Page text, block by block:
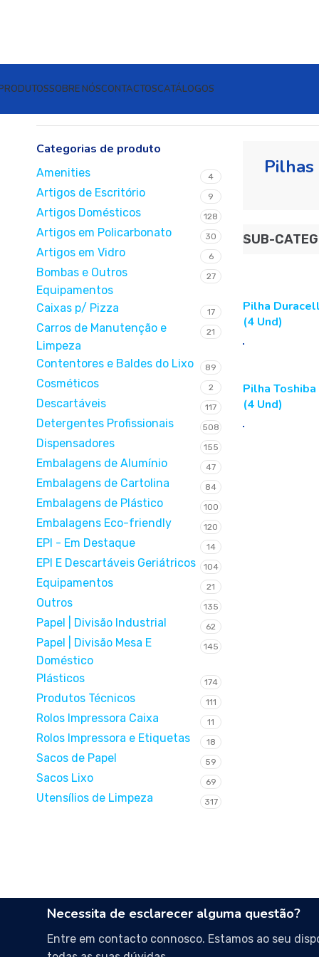
SOBRE NÓSCONTACTOSCATÁLOGOS
Categorias de produto
Amenities 4
Artigos de Escritório 9
Artigos Domésticos 128
Artigos em Policarbonato 30
Artigos em Vidro 6
Bombas e Outros
Equipamentos
27
Caixas p/ Pizza 17
Carros de Manutenção e
Limpeza
21
Contentores e Baldes do Lixo 89
Cosméticos 2
Descartáveis 117
Detergentes Profissionais 508
Dispensadores 155
Embalagens de Alumínio 47
Embalagens de Cartolina 84
Embalagens de Plástico 100
Embalagens Eco-friendly 120
EPI - Em Destaque 14
EPI E Descartáveis Geriátricos 104
Equipamentos 21
Outros 135
Papel | Divisão Industrial 62
Papel | Divisão Mesa E
Doméstico
145
Plásticos 174
Produtos Técnicos 111
Rolos Impressora Caixa 11
Rolos Impressora e Etiquetas 18
Sacos de Papel 59
Sacos Lixo 69
Utensílios de Limpeza 317
Pilhas
SUB-
Pilha
(4 Und)
Pilha
(4 Und)
Necessita de esclarecer alguma questão?
Entre em contacto connosco. Estamos ao seu